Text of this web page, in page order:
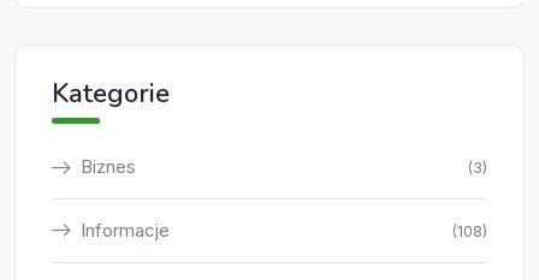
Kategorie
Biznes (3)
Informacje (108)